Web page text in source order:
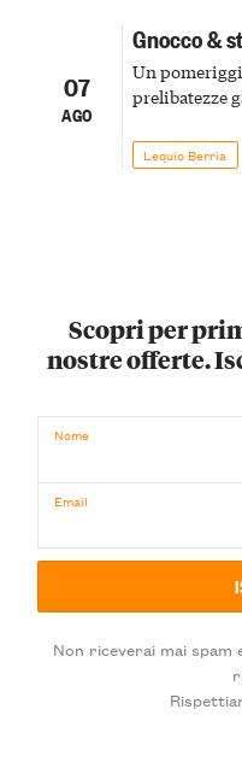
07
AGO
Gnocco &
Un
prelibatezze
Lequio Berria
Scopri per
nostre offerte.
Nome
Email
Non riceverai mai